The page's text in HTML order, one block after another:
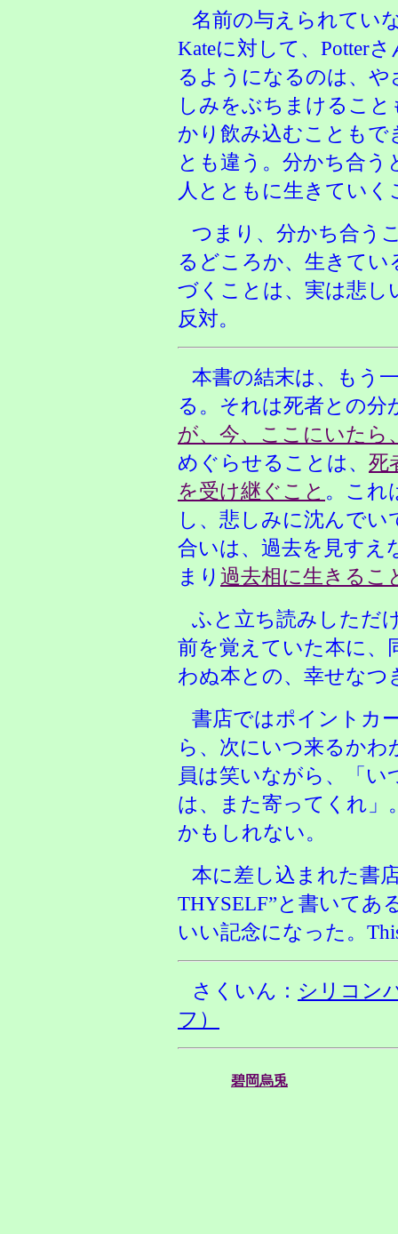
名前の与えられてい
Kateに対して、Potter
るようになるのは、
しみをぶちまけるこ
かり飲み込むことも
とも違う。分かち合
人とともに生きていく
つまり、分かち合う
るどころか、生きて
づくことは、実は悲
反対。
本書の結末は、もう
る。それは死者との分
が、今、ここにいたら
めぐらせることは、 死
を受け継ぐこと 。これ
し、悲しみに沈んで
合いは、過去を見すえ
まり 過去相に生きるこ
ふと立ち読みしただ
前を覚えていた本に、
わぬ本との、幸せなつ
書店ではポイントカ
ら、次にいつ来るか
員は笑いながら、「
は、また寄ってくれ」
かもしれない。
本に差し込まれた書
THYSELF”と書いてあ
いい記念になった。
さくいん： シリコン
フ）
碧岡烏兎